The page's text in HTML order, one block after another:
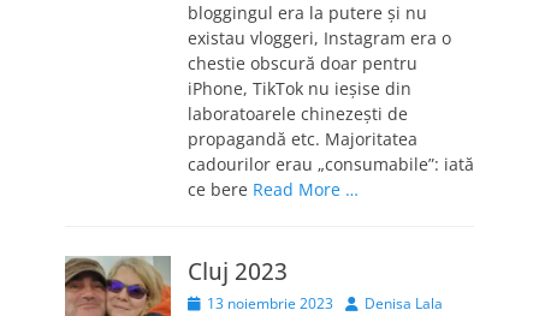
bloggingul era la putere și nu
existau vloggeri, Instagram era o
chestie obscură doar pentru
iPhone, TikTok nu ieșise din
laboratoarele chinezești de
propagandă etc. Majoritatea
cadourilor erau „consumabile”: iată
ce bere Read More …
Cluj 2023
Posted13 noiembrie 2023 AuthorDenisa Lala